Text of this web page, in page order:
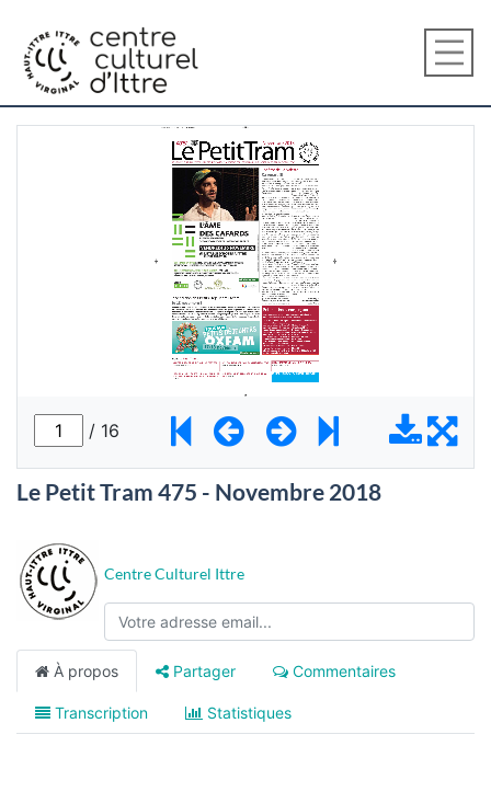
Le Petit Tram 475 - Novembre 2018
Centre Culturel Ittre
À propos Partager Commentaires
Transcription Statistiques